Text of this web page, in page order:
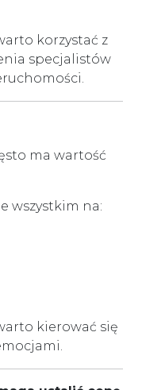
korzystać z
specjalistów
ma wartość
wszystkim na:
kierować się